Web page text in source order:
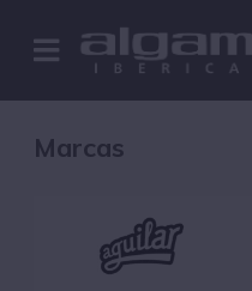
Marcas